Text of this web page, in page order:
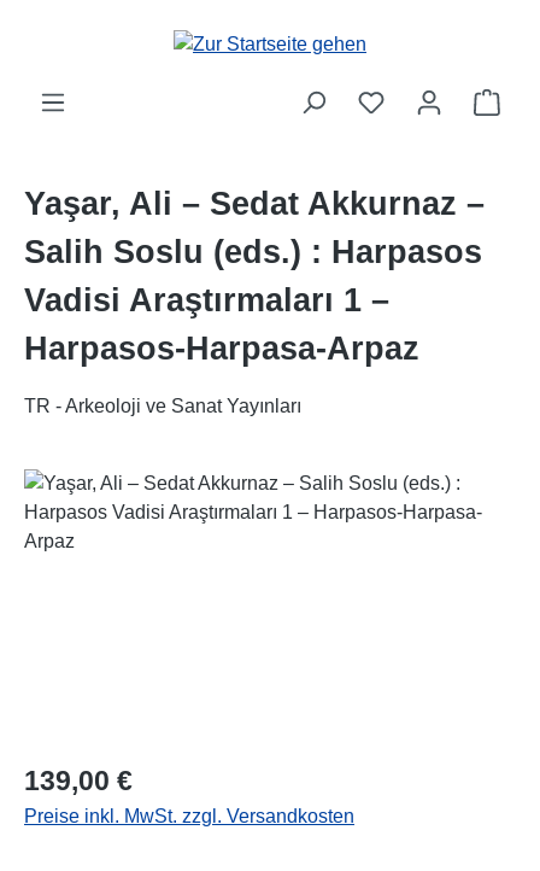
Zum Hauptinhalt springen
Yaşar, Ali – Sedat Akkurnaz –
Salih Soslu (eds.) : Harpasos
Vadisi Araştırmaları 1 –
Harpasos-Harpasa-Arpaz
TR - Arkeoloji ve Sanat Yayınları
Bildergalerie überspringen
Regulärer Preis:
139,00 €
Preise inkl. MwSt. zzgl. Versandkosten